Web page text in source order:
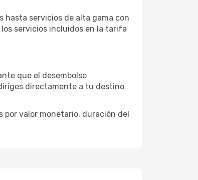
hasta servicios de alta gama con
servicios incluidos en la tarifa
que el desembolso
directamente a tu destino
valor monetario, duración del